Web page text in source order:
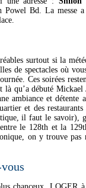
Powel Bd. La messe
surtout si la
de spectacles où
Ces soirées
là qu’a débuté
ambiance et détente
et des
il faut le savoir),
le 128th et la
on y trouve